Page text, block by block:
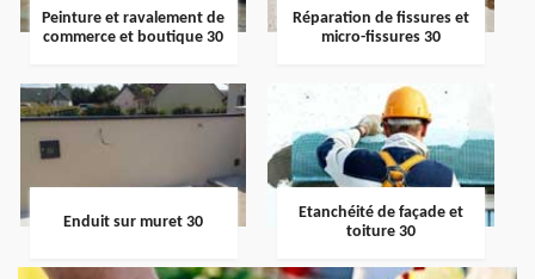
Peinture et ravalement de
commerce et boutique 30
Réparation de fissures et
micro-fissures 30
Enduit sur muret 30
Etanchéité de façade et
toiture 30